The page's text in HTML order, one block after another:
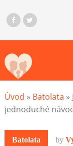
Úvod » Batolata »
jednoduché
Batolata by